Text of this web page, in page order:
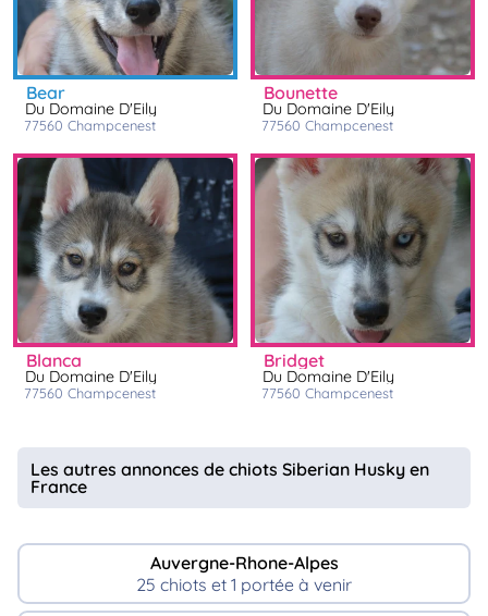
bear
Du Domaine D'Eily
77560 champcenest
bounette
Du Domaine D'Eily
77560 champcenest
blanca
Du Domaine D'Eily
77560 champcenest
bridget
Du Domaine D'Eily
77560 champcenest
Les autres annonces de chiots Siberian Husky en
France
Auvergne-Rhone-Alpes
25 chiots et 1 portée à venir